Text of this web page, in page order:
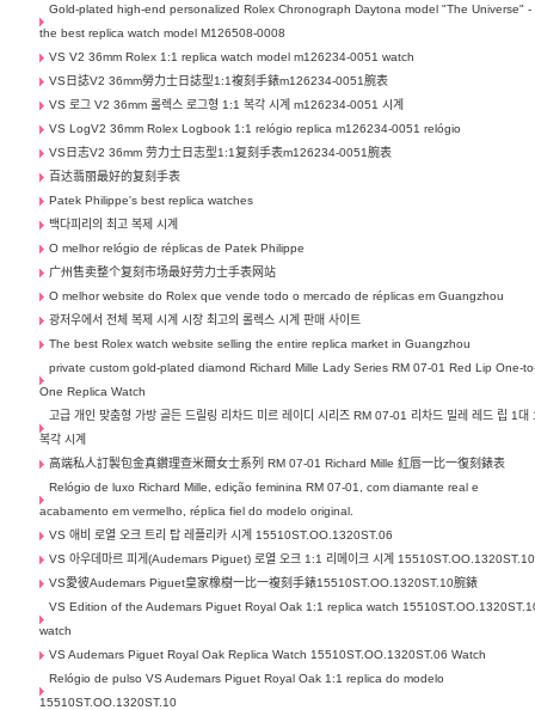
Gold-plated high-end personalized Rolex Chronograph Daytona model "The Universe" -
the best replica watch model M126508-0008
VS V2 36mm Rolex 1:1 replica watch model m126234-0051 watch
VS日誌V2 36mm勞力士日誌型1:1複刻手錶m126234-0051腕表
VS 로그 V2 36mm 롤렉스 로그형 1:1 복각 시계 m126234-0051 시계
VS LogV2 36mm Rolex Logbook 1:1 relógio replica m126234-0051 relógio
VS日志V2 36mm 劳力士日志型1:1复刻手表m126234-0051腕表
百达翡丽最好的复刻手表
Patek Philippe's best replica watches
백다피리의 최고 복제 시계
O melhor relógio de réplicas de Patek Philippe
广州售卖整个复刻市场最好劳力士手表网站
O melhor website do Rolex que vende todo o mercado de réplicas em Guangzhou
광저우에서 전체 복제 시계 시장 최고의 롤렉스 시계 판매 사이트
The best Rolex watch website selling the entire replica market in Guangzhou
private custom gold-plated diamond Richard Mille Lady Series RM 07-01 Red Lip One-
One Replica Watch
고급 개인 맞춤형 가방 골든 드릴링 리차드 미르 레이디 시리즈 RM 07-01 리차드 밀레 레드 립 1대
복각 시계
高端私人訂製包金真鑽理查米爾女士系列 RM 07-01 Richard Mille 紅唇一比一復刻錶表
Relógio de luxo Richard Mille, edição feminina RM 07-01, com diamante real e
acabamento em vermelho, réplica fiel do modelo original.
VS 애비 로열 오크 트리 탑 레플리카 시계 15510ST.OO.1320ST.06
VS 아우데마르 피게(Audemars Piguet) 로열 오크 1:1 리메이크 시계 15510ST.OO.1320ST.10
VS愛彼Audemars Piguet皇家橡樹一比一複刻手錶15510ST.OO.1320ST.10腕錶
VS Edition of the Audemars Piguet Royal Oak 1:1 replica watch
watch
VS Audemars Piguet Royal Oak Replica Watch 15510ST.OO.1320ST.06 Watch
Relógio de pulso VS Audemars Piguet Royal Oak 1:1 replica do modelo
15510ST.OO.1320ST.10